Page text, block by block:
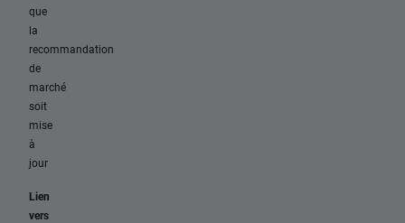
que
la
recommandation
de
marché
soit
mise
à
jour
Lien
vers